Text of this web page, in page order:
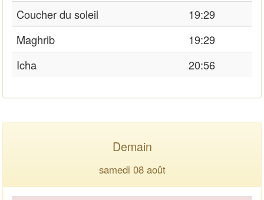
Coucher du soleil
19:29
Maghrib
19:29
Icha
20:56
Demain
samedi 08 août